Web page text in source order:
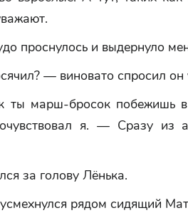
проснулось и выдернуло
— виновато спросил он
ты марш-бросок побежишь
я. — Сразу из
за голову Лёнька.
рядом сидящий